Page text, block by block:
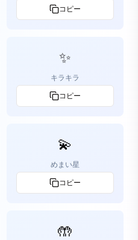
コピー
✨
キラキラ
コピー
💫
めまい星
コピー
🤲